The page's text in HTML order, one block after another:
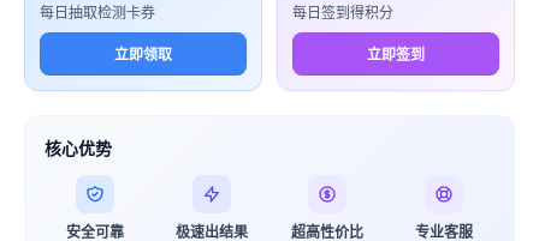
每日抽取检测卡券
立即领取
每日签到得积分
立即签到
核心优势
安全可靠 极速出结果 超高性价比 专业客服